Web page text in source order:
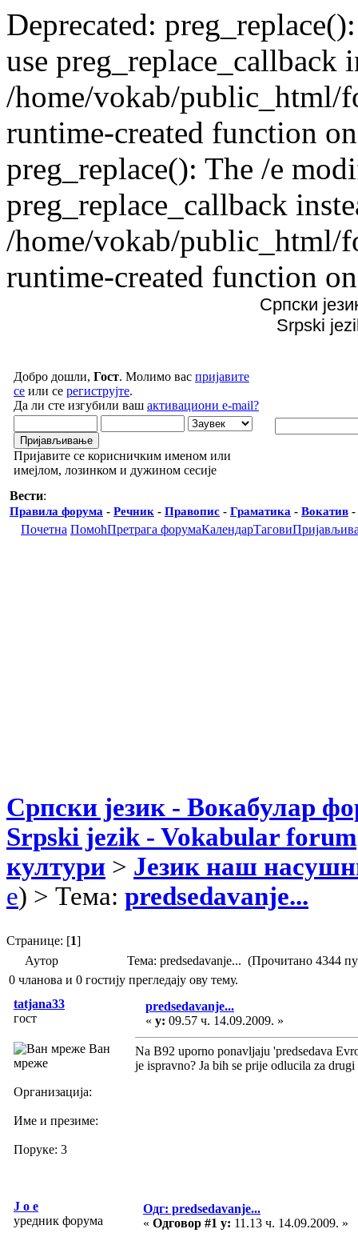
Deprecated:
use preg_replace_callback
/home/vokab/public_html/
runtime-created function
preg_replace(): The /e
preg_replace_callback
/home/vokab/public_html/
runtime-created function
Српски
Srpski
Добро дошли, Гост. Молимо вас пријавите
се или се региструјте.
Да ли сте изгубили ваш активациони e-mail?
Пријавите се корисничким именом или
имејлом, лозинком и дужином сесије
Вести:
Правила форума - Речник - Правопис - Граматика - Вокатив -
Почетна ПомоћПретрага форумаКалендарТагови
Српски језик - Вокабулар
Srpski jezik - Vokabular forum
култури > Језик наш
e) > Тема: predsedavanje...
Странице: [1]
Аутор
Тема: predsedavanje... (Прочитано 4344
0 чланова и 0 гостију прегледају ову тему.
tatjana33
гост
Ван
мреже
Организација:
Име и презиме:
Поруке: 3
predsedavanje...
« у: 09.57 ч. 14.09.2009. »
Na B92 uporno ponavljaju 'predsedava
je ispravno? Ja bih se prije odlucila za
J o e
уредник форума
Одг: predsedavanje...
« Одговор #1 у: 11.13 ч. 14.09.2009. »